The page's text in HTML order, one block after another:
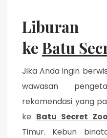
Liburan
keBatu
Jika Anda ingin
wawasan
rekomendasi yang
ke Batu Secret
Timur. Kebun